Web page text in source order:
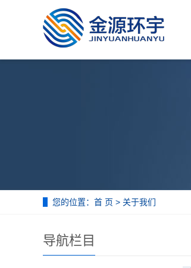
您的位置： 首 页 > 关于我们
导航栏目